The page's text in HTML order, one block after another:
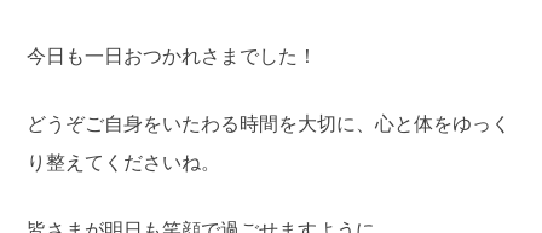
今日も一日おつかれさまでした！
どうぞご自身をいたわる時間を大切に、心と体をゆっく
り整えてくださいね。